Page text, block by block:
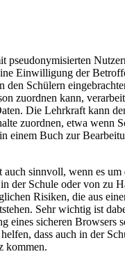
pseudonymisierten
Einwilligung der
den Schülern
zuordnen kann,
Die Lehrkraft kann
zuordnen, etwa wenn
einem Buch zur
sinnvoll, wenn es um
der Schule oder von zu
Risiken, die aus
Sehr wichtig ist
eines sicheren Browsers
dass auch in der
kommen.